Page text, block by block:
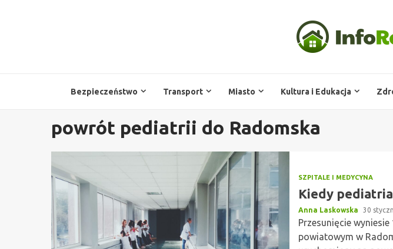
Bezpieczeństwo Transport Miasto Kultura i Edukacja
powrót pediatrii do Radomska
SZPITALE I MEDYCYNA
Kiedy
Anna Laskowska 30
Przesunięcie
powiatowym w